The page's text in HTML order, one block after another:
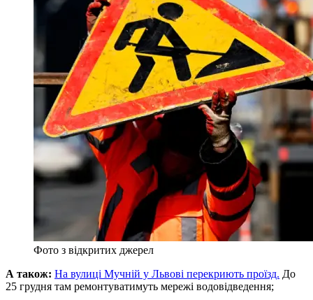
Фото з відкритих джерел
А також: На вулиці Мучній у Львові перекриють проїзд. До
25 грудня там ремонтуватимуть мережі водовідведення;